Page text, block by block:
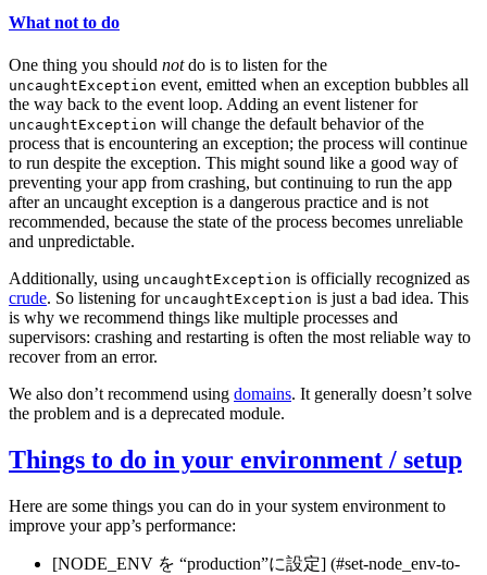
What not to do
One thing you should notdo is to listen for the
uncaughtException event, emitted when an exception bubbles all
the way back to the event loop. Adding an event listener for
uncaughtException will change the default behavior of the
process that is encountering an exception; the process will continue
to run despite the exception. This might sound like a good way of
preventing your app from crashing, but continuing to run the app
after an uncaught exception is a dangerous practice and is not
recommended, because the state of the process becomes unreliable
and unpredictable.
Additionally, using uncaughtException is officially recognized as
crude. So listening for uncaughtException is just a bad idea. This
is why we recommend things like multiple processes and
supervisors: crashing and restarting is often the most reliable way to
recover from an error.
We also don’t recommend using domains. It generally doesn’t solve
the problem and is a deprecated module.
Things to do in your environment / setup
Here are some things you can do in your system environment to
improve your app’s performance:
[NODE_ENV を “production”に設定] (#set-node_env-to-